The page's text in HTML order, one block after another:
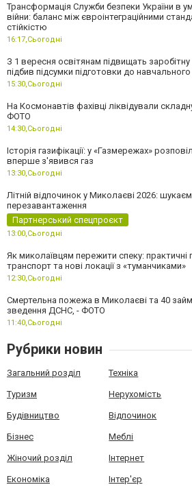
Трансформація Служби безпеки України в
війни: баланс між євроінтеграційними
стійкістю
16:17, Сьогодні
З 1 вересня освітянам підвищать
підбив підсумки підготовки до
15:30, Сьогодні
На Космонавтів фахівці ліквідували
ФОТО
14:30, Сьогодні
Історія газифікації: у «Газмережах»
вперше з'явився газ
13:30, Сьогодні
Літній відпочинок у Миколаєві 2026:
перезавантаження
Партнерський спецпроєкт
13:00, Сьогодні
Як миколаївцям пережити спеку:
транспорт та нові локації з «туманчиками»
12:30, Сьогодні
Смертельна пожежа в Миколаєві та 40
зведення ДСНС, - ФОТО
11:40, Сьогодні
Рубрики новин
Загальний розділ Техніка
Туризм Нерухомість
Будівництво Відпочинок
Бізнес Меблі
Жіночий розділ Інтернет
Економіка Інтер'єр